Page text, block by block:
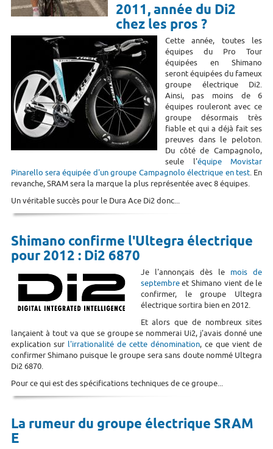
2011, année du Di2
chez les pros ?
Cette année, toutes les
équipes du Pro Tour
équipées en Shimano
seront équipées du fameux
groupe électrique Di2.
Ainsi, pas moins de 6
équipes rouleront avec ce
groupe désormais très
fiable et qui a déjà fait ses
preuves dans le peloton.
Du côté de Campagnolo,
seule l'équipe Movistar
Pinarello sera équipée d'un groupe Campagnolo électrique en test. En
revanche, SRAM sera la marque la plus représentée avec 8 équipes.
Un véritable succès pour le Dura Ace Di2 donc...
Shimano confirme l'Ultegra électrique
pour 2012 : Di2 6870
Je l'annonçais dès le mois de
septembreet Shimano vient de le
confirmer, le groupe Ultegra
électrique sortira bien en 2012.
Et alors que de nombreux sites
lançaient à tout va que se groupe se nommerai Ui2, j'avais donné une
explication sur l'irrationalité de cette dénomination, ce que vient de
confirmer Shimano puisque le groupe sera sans doute nommé Ultegra
Di2 6870.
Pour ce qui est des spécifications techniques de ce groupe...
La rumeur du groupe électrique SRAM
E